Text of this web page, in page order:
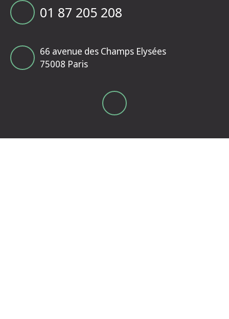
01 87 205 208
66 avenue des Champs Elysées
75008 Paris